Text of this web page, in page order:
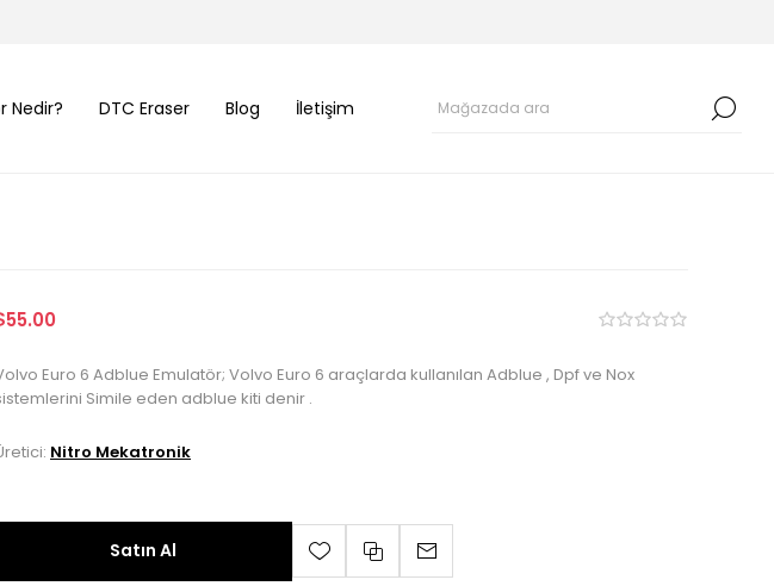
Nedir? DTC Eraser Blog İletişim
Euro 6 Adblue Emulatör; Volvo Euro 6 araçlarda kullanılan Adblue , Dpf ve Nox
Simile eden adblue kiti denir .
Nitro Mekatronik
Satın Al